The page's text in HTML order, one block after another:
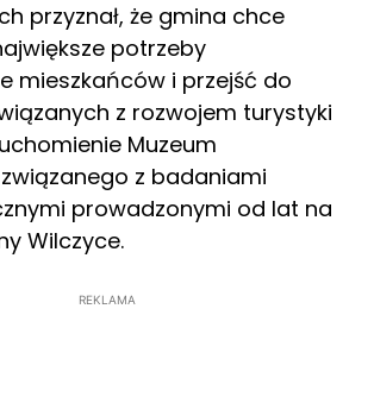
przyznał, że gmina chce
potrzeby
mieszkańców i przejść do
z rozwojem turystyki
Muzeum
z badaniami
prowadzonymi od lat na
Wilczyce.
REKLAMA